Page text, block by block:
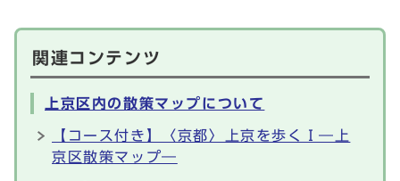
関連コンテンツ
上京区内の散策マップについて
【コース付き】〈京都〉上京を歩くⅠ―上
京区散策マップ―